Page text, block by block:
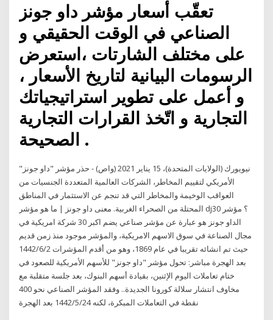
تعقّب أسعار مؤشر داو جونز
الصناعي في الوقت الحقيقي و
على مختلف الشارتات ،استعرض
الرسومات البيانية لتاريخ الأسعار ،
و أعمل على تطوير استراتيجياتك
التجارية و اتّخذ القرارات التجارية
الصحيحة .
نيويورك (الولايات المتحدة)، 15 يناير 2021 (واص) - حذر مؤشر "داو جونز"
الأمريكي لتقييم المخاطر، الشركات العالمية المتعددة الجنسيات من
العواقب الوخيمة والمخاطر التي قد تنجم عن الاستثمار في المناطق
المحتلة من الصحراء الغربية. معنى داو جونز | ما هو مؤشر dj30 ؟ مؤشر
الداو جونز هو عبارة عن مؤشر صناعي يضم اكبر 30 شركة امريكية في
مجال الصناعة في سوق الاسهم الامريكية، والمؤشر موجود منذ زمن قديم
حيث تم انشائه تقريبا في عام 1869، وهو من أقدم المؤشرات 2‏‏/6‏‏/1442
بعد الهجرة مباشر: تحول مؤشر "داو جونز" للأسهم الأمريكية للصعود في
ختام تعاملات اليوم الإثنين، بقيادة أسهم البنوك، بعد جلسة متقلبة مع
مخاوف انتشار سلالة كورونا الجديدة.. وفقد المؤشر الصناعي نحو 400
نقطة في التعاملات المبكرة، لكنه 24‏‏/5‏‏/1442 بعد الهجرة